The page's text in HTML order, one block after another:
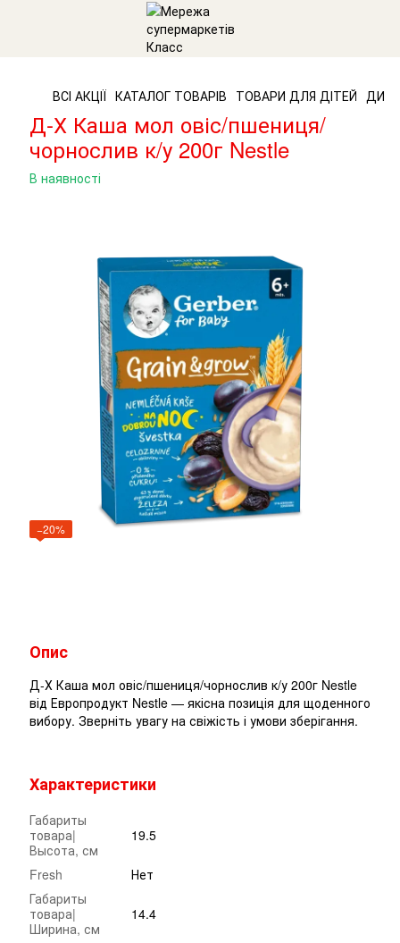
ВСІ АКЦІЇ КАТАЛОГ ТОВАРІВ ТОВАРИ ДЛЯ ДІТЕЙ
Д-Х Каша мол овіс/пшениця/
чорнослив к/у 200г Nestle
В наявності
−20%
Опис
Д-Х Каша мол овіс/пшениця/чорнослив к/у 200г Nestle
від Европродукт Nestle — якісна позиція для щоденного
вибору. Зверніть увагу на свіжість і умови зберігання.
Характеристики
Габариты
товара|
Высота, см
19.5
Fresh
Нет
Габариты
товара|
Ширина, см
14.4